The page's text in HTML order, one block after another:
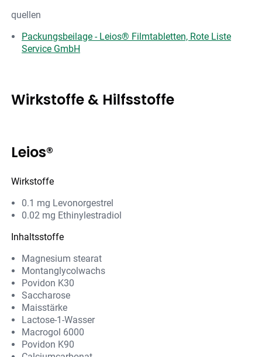
quellen
Packungsbeilage - Leios® Filmtabletten, Rote Liste
Service GmbH
Wirkstoffe & Hilfsstoffe
Leios®
Wirkstoffe
0.1 mg Levonorgestrel
0.02 mg Ethinylestradiol
Inhaltsstoffe
Magnesium stearat
Montanglycolwachs
Povidon K30
Saccharose
Maisstärke
Lactose-1-Wasser
Macrogol 6000
Povidon K90